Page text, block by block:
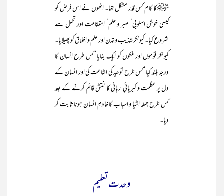
ﷺکا کام کس قدر مشکل تھا۔ انھوں نے اس فرض کو
کیسی خوش اسلوبی‘ صبر و حلم‘ استقامت اور تحمل سے
شروع کیا۔ کیونکر تہذیب و تمدن اور علم و اخلاق کو پھیلایا۔
کیونکر قوموں اور ملکوں کو ایک بنایا‘ کس طرح انسان کا
درجہ بلند کیا‘ کس طرح توحید کی اشاعت کی اور انسان کے
دل پر عظمت و کبریائیِ ربانی کا نقش قائم کرنے کے بعد
کس طرح جملہ اشیا و اسباب کا خادمِ انسان ہونا ثابت کر
دیا۔
وحدت تعلیم